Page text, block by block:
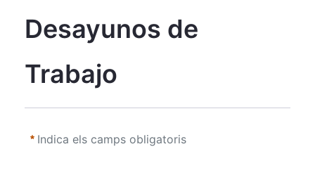
Desayunos de
Trabajo
Indica els camps obligatoris